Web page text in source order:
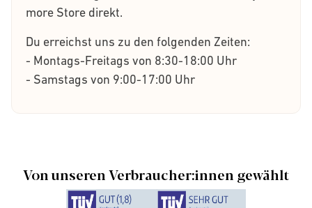
more Store direkt.
Du erreichst uns zu den folgenden Zeiten:
- Montags-Freitags von 8:30-18:00 Uhr
- Samstags von 9:00-17:00 Uhr
Von unseren Verbraucher:innen gewählt